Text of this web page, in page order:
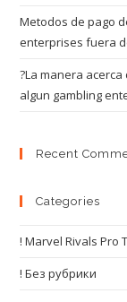
Metodos de pago
enterprises fuera
?La manera
algun gambling
Recent
Categories
! Marvel Rivals Pro
! Без рубрики